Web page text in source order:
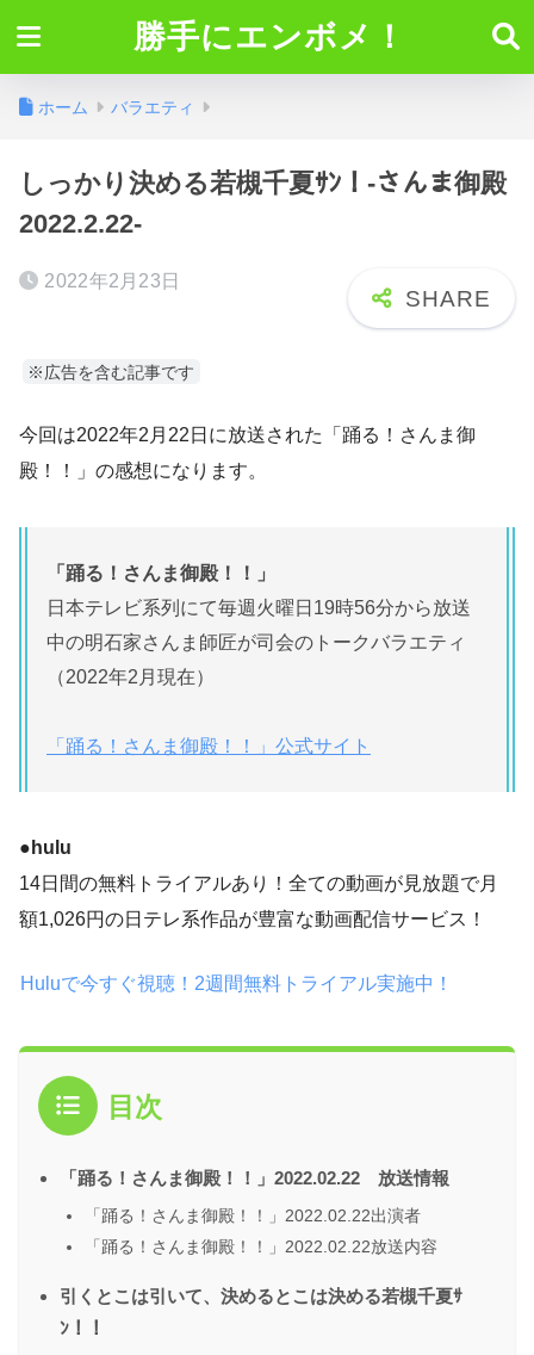
勝手にエンボメ！
ホーム バラエティ
しっかり決める若槻千夏ｻﾝ！-さんま御殿
2022.2.22-
2022年2月23日
※広告を含む記事です
今回は2022年2月22日に放送された「踊る！さんま御
殿！！」の感想になります。
「踊る！さんま御殿！！」
日本テレビ系列にて毎週火曜日19時56分から放送
中の明石家さんま師匠が司会のトークバラエティ
（2022年2月現在）
「踊る！さんま御殿！！」公式サイト
●hulu
14日間の無料トライアルあり！全ての動画が見放題で月
額1,026円の日テレ系作品が豊富な動画配信サービス！
Huluで今すぐ視聴！2週間無料トライアル実施中！
目次
「踊る！さんま御殿！！」2022.02.22 放送情報
「踊る！さんま御殿！！」2022.02.22出演者
「踊る！さんま御殿！！」2022.02.22放送内容
引くとこは引いて、決めるとこは決める若槻千夏ｻ
ﾝ！！